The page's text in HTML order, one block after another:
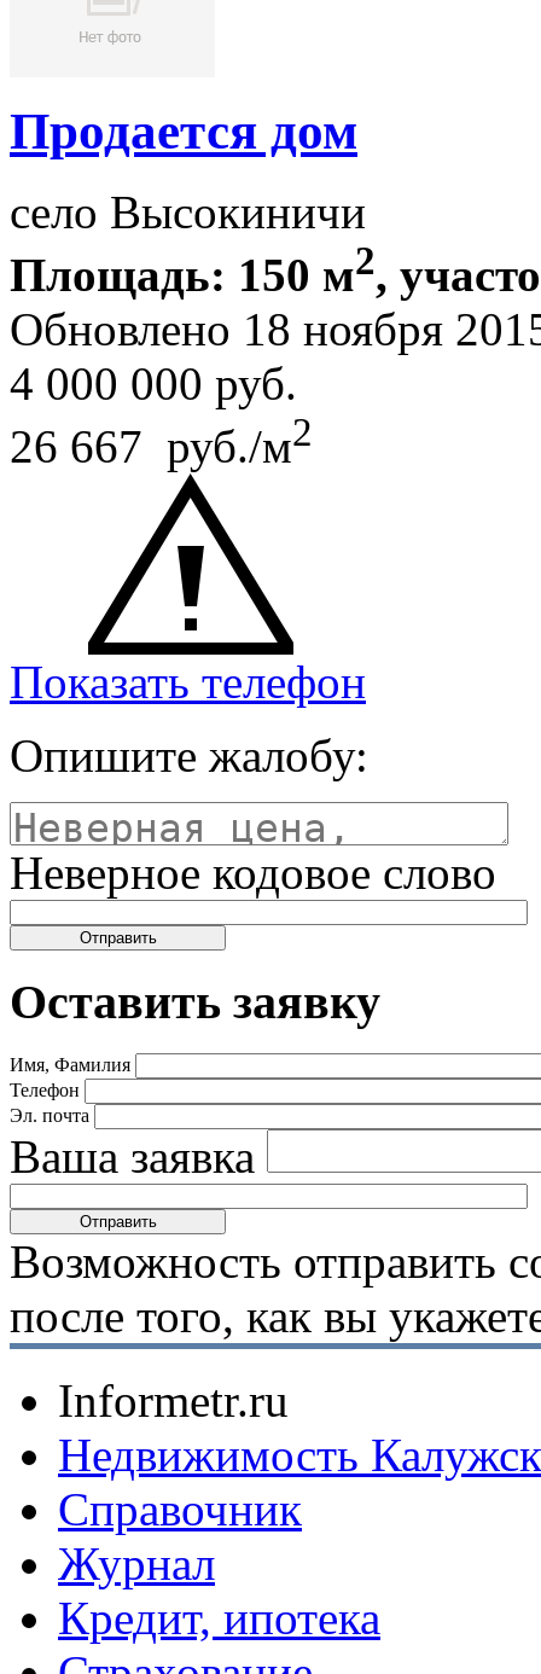
Продается дом
село Высокиничи
Площадь: 150 м2,
Обновлено 18 ноября
4 000 000 руб.
26 667 руб./м2
Показать телефон
Опишите жалобу:
Неверное кодовое слово
Оставить заявку
Имя, Фамилия
Телефон
Эл. почта
Ваша заявка
Возможность отправить
после того, как вы
Informetr.ru
Недвижимость
Справочник
Журнал
Кредит, ипотека